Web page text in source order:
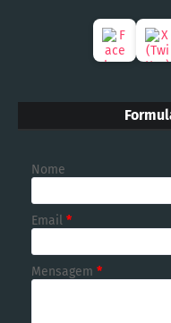
Nome
Email *
Mensagem *